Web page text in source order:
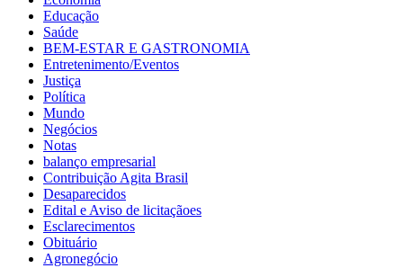
Educação
Saúde
BEM-ESTAR E GASTRONOMIA
Entretenimento/Eventos
Justiça
Política
Mundo
Negócios
Notas
balanço empresarial
Contribuição Agita Brasil
Desaparecidos
Edital e Aviso de licitaçãoes
Esclarecimentos
Obituário
Agronegócio